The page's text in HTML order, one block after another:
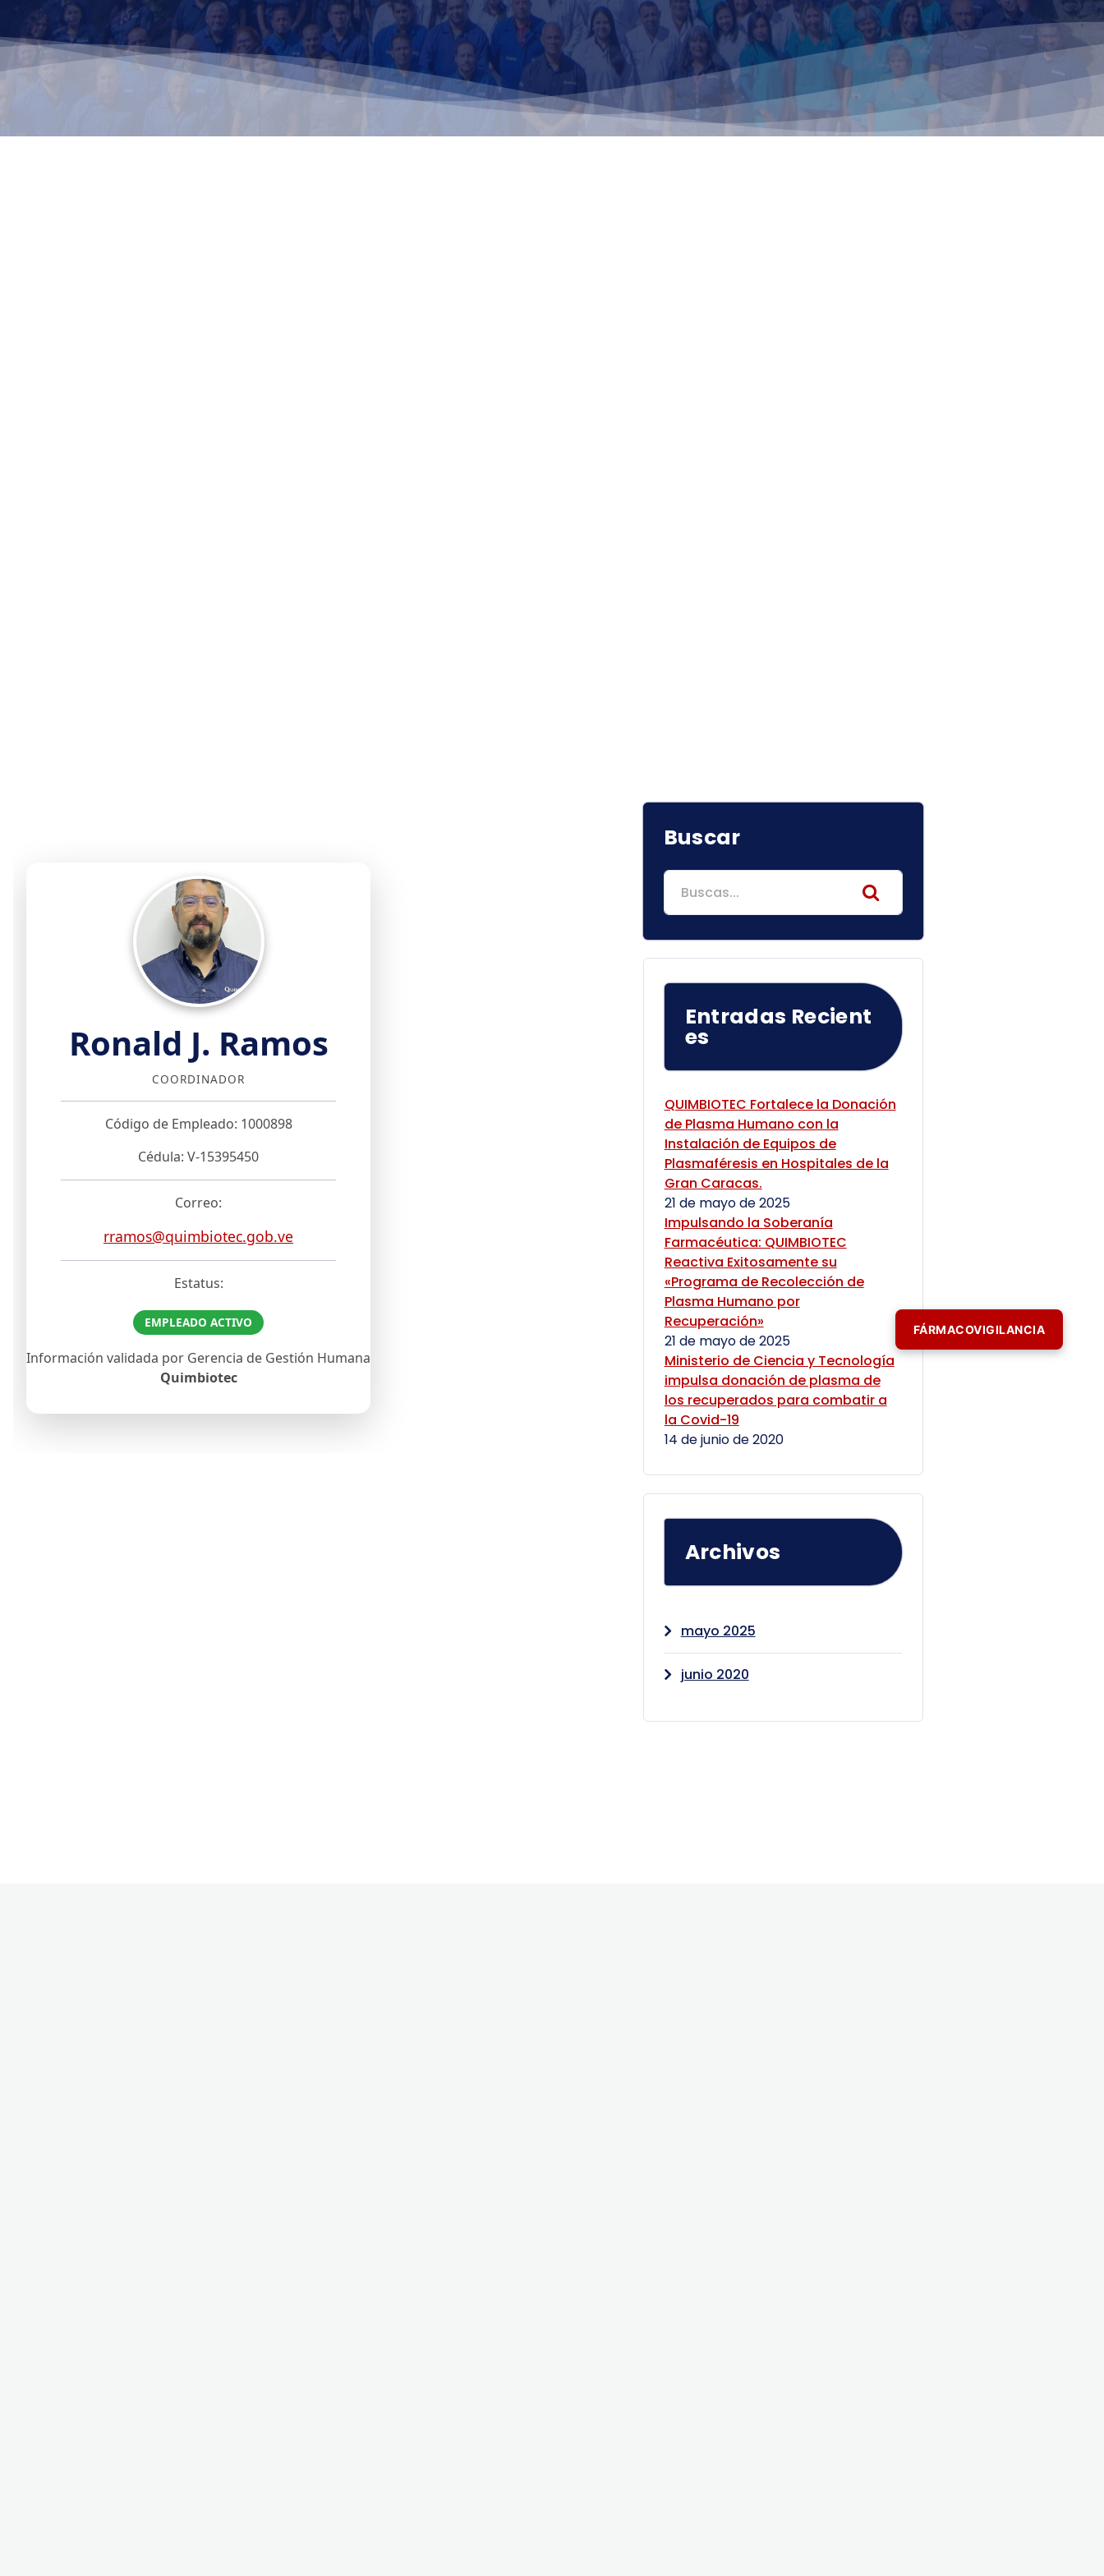
Ronald J. Ramos
COORDINADOR
Código de Empleado: 1000898
Cédula: V-15395450
Correo:
rramos@quimbiotec.gob.ve
Estatus:
EMPLEADO ACTIVO
Información validada por Gerencia de Gestión Humana
Quimbiotec
Buscar
Search
for:
Entradas Recient
Es
QUIMBIOTEC Fortalece la Donación
de Plasma Humano con la
Instalación de Equipos de
Plasmaféresis en Hospitales de la
Gran Caracas.
21 de mayo de 2025
Impulsando la Soberanía
Farmacéutica: QUIMBIOTEC
Reactiva Exitosamente su
«Programa de Recolección de
Plasma Humano por
Recuperación»
21 de mayo de 2025
Ministerio de Ciencia y Tecnología
impulsa donación de plasma de
los recuperados para combatir a
la Covid-19
14 de junio de 2020
Archivos
mayo 2025
junio 2020
FÁRMACOVIGILANCIA